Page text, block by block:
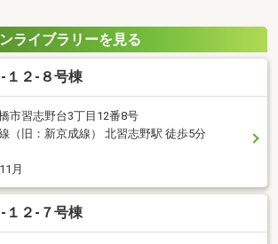
ライブラリーを見る
１２-８号棟
市習志野台3丁目12番8号
（旧：新京成線） 北習志野駅 徒歩5分
月
１２-７号棟